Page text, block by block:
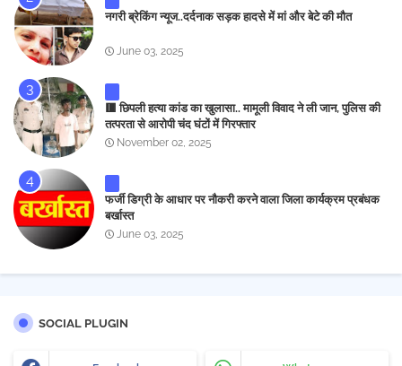
नगरी ब्रेकिंग न्यूज..दर्दनाक सड़क हादसे में मां और बेटे की मौत
June 03, 2025
🟥 छिपली हत्या कांड का खुलासा.. मामूली विवाद ने ली जान, पुलिस की
तत्परता से आरोपी चंद घंटों में गिरफ्तार
November 02, 2025
फर्जी डिग्री के आधार पर नौकरी करने वाला जिला कार्यक्रम प्रबंधक
बर्खास्त
June 03, 2025
SOCIAL PLUGIN